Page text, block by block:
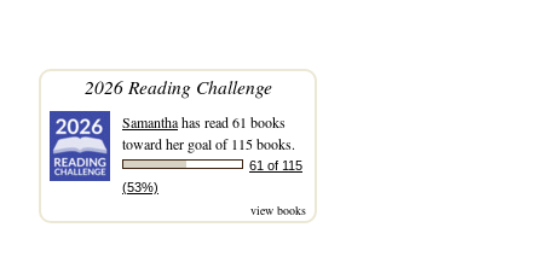
2026 Reading Challenge
Samanthahas read 61 books
toward her goal of 115 books.
61 of 115
(53%)
view books